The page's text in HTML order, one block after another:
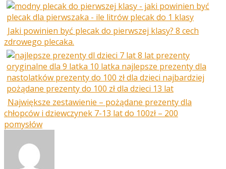
Jaki powinien być plecak do pierwszej klasy? 8 cech
zdrowego plecaka.
Największe zestawienie – pożądane prezenty dla
chłopców i dziewczynek 7-13 lat do 100zł – 200
pomysłów